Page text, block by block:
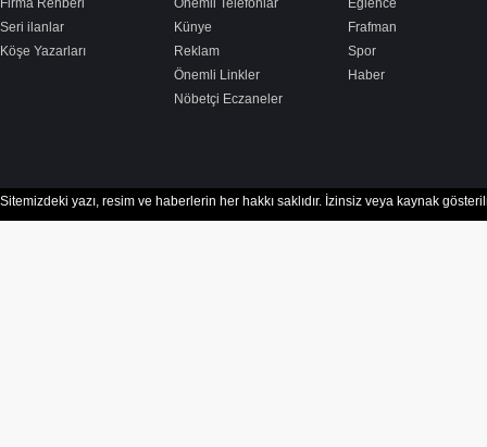
Firma Rehberi
Seri ilanlar
Köşe Yazarları
Önemli Telefonlar
Künye
Reklam
Önemli Linkler
Nöbetçi Eczaneler
Eğlence
Frafman
Spor
Haber
Sitemizdeki yazı, resim ve haberlerin her hakkı saklıdır. İzinsiz veya kaynak